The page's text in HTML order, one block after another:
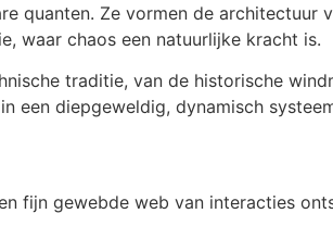
quanten. Ze vormen de architectuur
waar chaos een natuurlijke kracht is.
traditie, van de historische
een diepgeweldig, dynamisch
fijn gewebde web van interacties